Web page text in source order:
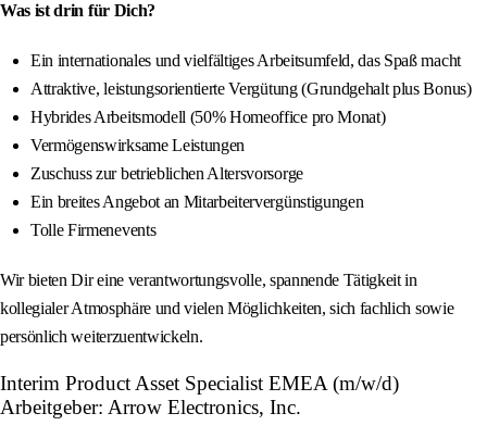
Was ist drin für Dich?
Ein internationales und vielfältiges Arbeitsumfeld, das Spaß macht
Attraktive, leistungsorientierte Vergütung (Grundgehalt plus Bonus)
Hybrides Arbeitsmodell (50% Homeoffice pro Monat)
Vermögenswirksame Leistungen
Zuschuss zur betrieblichen Altersvorsorge
Ein breites Angebot an Mitarbeitervergünstigungen
Tolle Firmenevents
Wir bieten Dir eine verantwortungsvolle, spannende Tätigkeit in
kollegialer Atmosphäre und vielen Möglichkeiten, sich fachlich sowie
persönlich weiterzuentwickeln.
Interim Product Asset Specialist EMEA (m/w/d)
Arbeitgeber: Arrow Electronics, Inc.